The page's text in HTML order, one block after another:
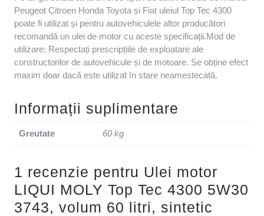
Peugeot Citroen Honda Toyota și Fiat uleiul Top Tec 4300
poate fi utilizat și pentru autovehiculele altor producători
recomandă un ulei de motor cu aceste specificații.Mod de
utilizare: Respectați prescripțiile de exploatare ale
constructorilor de autovehicule și de motoare. Se obține efect
maxim doar dacă este utilizat în stare neamestecată.
Informații suplimentare
Greutate 60 kg
1 recenzie pentru Ulei motor
LIQUI MOLY Top Tec 4300 5W30
3743, volum 60 litri, sintetic